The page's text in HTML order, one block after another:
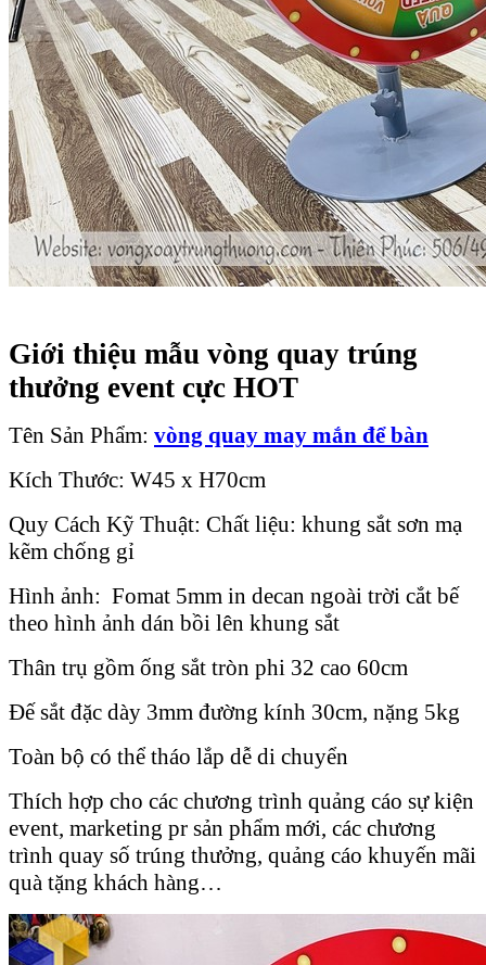
Giới thiệu mẫu vòng quay trúng
thưởng event cực HOT
Tên Sản Phẩm: vòng quay may mắn để bàn
Kích Thước: W45 x H70cm
Quy Cách Kỹ Thuật: Chất liệu: khung sắt sơn mạ
kẽm chống gỉ
Hình ảnh: Fomat 5mm in decan ngoài trời cắt bế
theo hình ảnh dán bồi lên khung sắt
Thân trụ gồm ống sắt tròn phi 32 cao 60cm
Đế sắt đặc dày 3mm đường kính 30cm, nặng 5kg
Toàn bộ có thể tháo lắp dễ di chuyển
Thích hợp cho các chương trình quảng cáo sự kiện
event, marketing pr sản phẩm mới, các chương
trình quay số trúng thưởng, quảng cáo khuyến mãi
quà tặng khách hàng…